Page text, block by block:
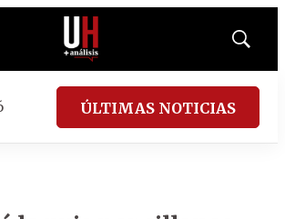
Mostrar
ÚLTIMAS NOTICIAS